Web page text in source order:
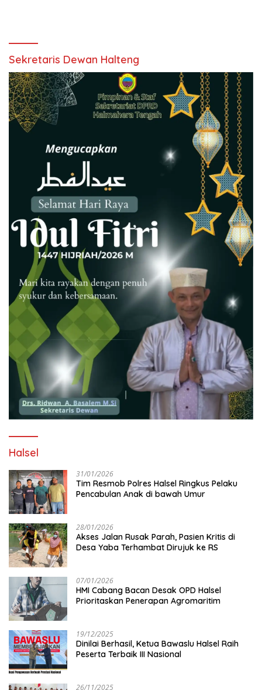
Sekretaris Dewan Halteng
Halsel
31/01/2026
Tim Resmob Polres Halsel Ringkus Pelaku
Pencabulan Anak di bawah Umur
28/01/2026
Akses Jalan Rusak Parah, Pasien Kritis di
Desa Yaba Terhambat Dirujuk ke RS
07/01/2026
HMI Cabang Bacan Desak OPD Halsel
Prioritaskan Penerapan Agromaritim
19/12/2025
Dinilai Berhasil, Ketua Bawaslu Halsel Raih
Peserta Terbaik III Nasional
26/11/2025